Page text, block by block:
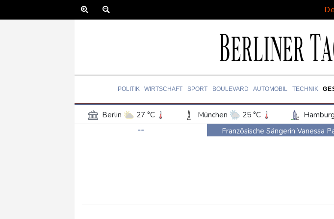
POLITIK WIRTSCHAFT SPORT BOULEVARD AUTOMOBIL TECHNIK
Berlin 27 °C München 25 °C Hamburg
Frankfurt am Main
Potsdam 27 °C
--
Französische Sängerin Vanessa
Schwimm-EM: Hentschel/Müller
Mindestens 38 Soldaten bei
UEFA hält an FIFA-Boykott fest